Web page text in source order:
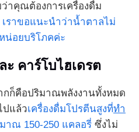
าคุณต้องการเครื่องดื่ม
เราขอแนะนำว่าน้ำตาลไม่
น่อยบริโภคค่ะ
คาร์โบไฮเดรต
ก็คือปริมาณพลังงานทั้งหมด
ปแล้วเครื่องดื่มโปรตีนสูงที่ทำ
าณ 150-250 แคลอรี่ ซึ่งไม่